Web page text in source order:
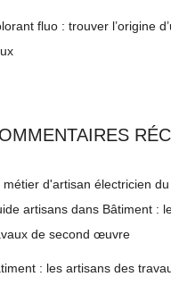
fluo : trouver l’origine
métier d'artisan électricien
artisans dans Bâtiment :
de second œuvre
: les artisans des